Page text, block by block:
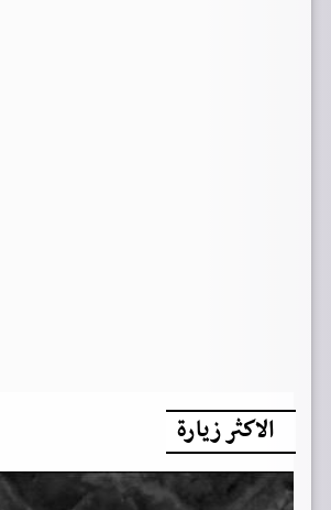
الاكثر زيارة